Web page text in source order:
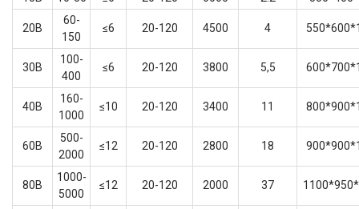
20B
60-
150
≤6 20-120 4500 4
30B
100-
400
≤6 20-120 3800 5,5
40B
160-
1000
≤10 20-120 3400 11
60B
500-
2000
≤12 20-120 2800 18
80B
1000-
5000
≤12 20-120 2000 37